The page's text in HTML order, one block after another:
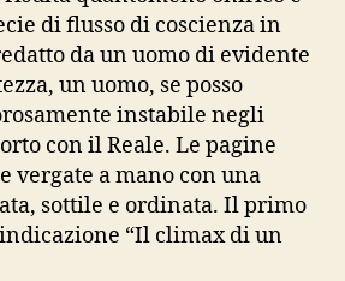
di flusso di coscienza in
da un uomo di evidente
un uomo, se posso
instabile negli
con il Reale. Le pagine
vergate a mano con una
sottile e ordinata. Il primo
“Il climax di un